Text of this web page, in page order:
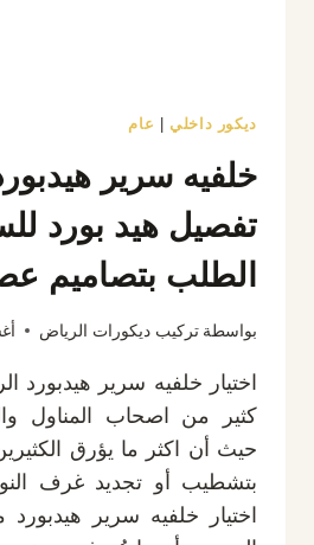
ديكور داخلي عام
خلفيه سرير
تفصيل هيد بورد
الطلب بتصاميم
بواسطة تركيب ديكورات الرياض
اختيار خلفيه سرير هيدبورد
كثير من اصحاب المناول
حيث أن اكثر ما يؤرق
بتشطيب أو تجديد غرف
اختيار خلفيه سرير